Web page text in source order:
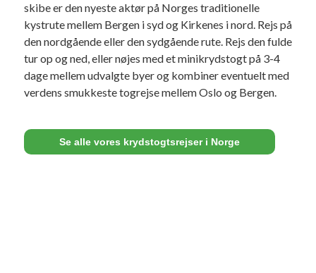
skibe er den nyeste aktør på Norges traditionelle
kystrute mellem Bergen i syd og Kirkenes i nord. Rejs på
den nordgående eller den sydgående rute. Rejs den fulde
tur op og ned, eller nøjes med et minikrydstogt på 3-4
dage mellem udvalgte byer og kombiner eventuelt med
verdens smukkeste togrejse mellem Oslo og Bergen.
Se alle vores krydstogtsrejser i Norge